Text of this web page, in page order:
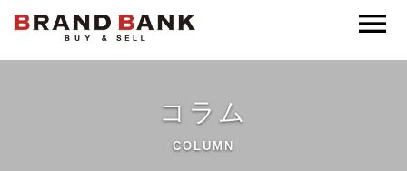
ブランドバンク公式
コラム
COLUMN